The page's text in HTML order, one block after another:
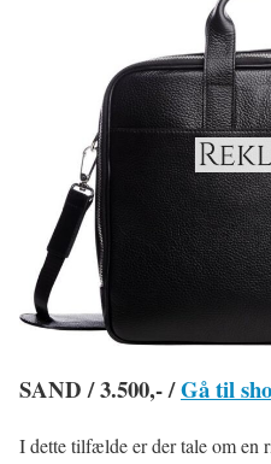
SAND / 3.500,- /Gå til
I dette tilfælde er der tale om en